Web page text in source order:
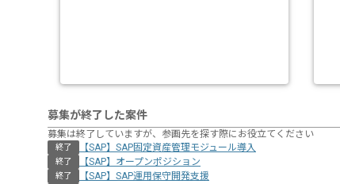
募集が終了した案件
募集は終了していますが、参画先を探す際にお役立てください
終了 【SAP】SAP固定資産管理モジュール導入
終了 【SAP】オープンポジション
終了 【SAP】SAP運用保守開発支援